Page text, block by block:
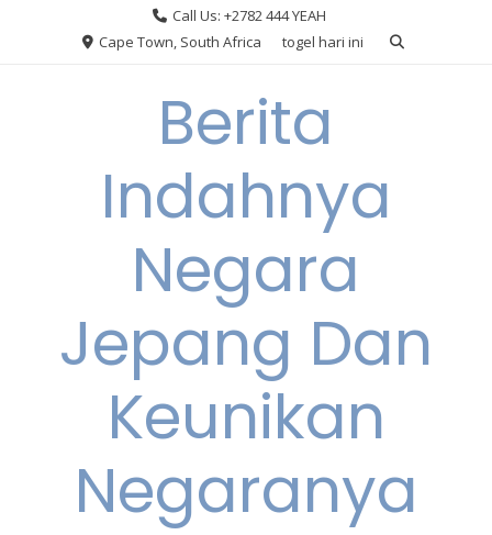
Call Us: +2782 444 YEAH
Cape Town, South Africa
togel hari ini
Berita
Indahnya
Negara
Jepang Dan
Keunikan
Negaranya